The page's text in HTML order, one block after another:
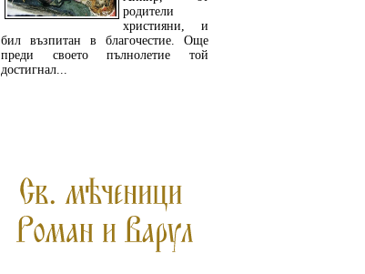
родители
християни, и
бил възпитан в благочестие. Още
преди своето пълнолетие той
достигнал...